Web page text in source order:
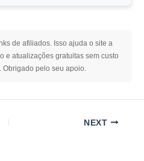
de afiliados. Isso ajuda o site a
e atualizações gratuitas sem custo
Obrigado pelo seu apoio.
NEXT